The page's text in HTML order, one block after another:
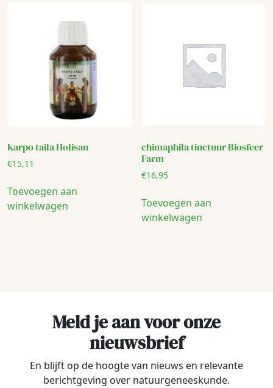
Karpo taila Holisan
€15,11
Toevoegen aan
winkelwagen
chimaphila tinctuur Biosfeer
Farm
€16,95
Toevoegen aan
winkelwagen
Meld je aan voor onze
nieuwsbrief
En blijft op de hoogte van nieuws en relevante
berichtgeving over natuurgeneeskunde.